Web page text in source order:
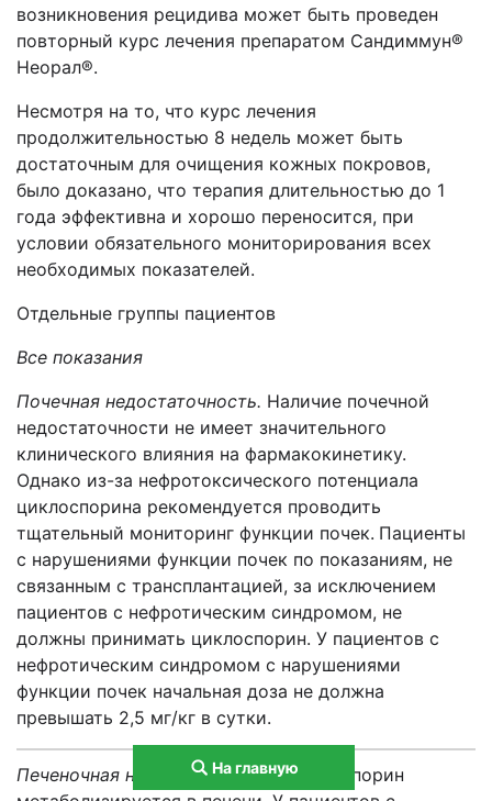
возникновения рецидива может быть проведен
повторный курс лечения препаратом Сандиммун®
Неорал®.
Несмотря на то, что курс лечения
продолжительностью 8 недель может быть
достаточным для очищения кожных покровов,
было доказано, что терапия длительностью до 1
года эффективна и хорошо переносится, при
условии обязательного мониторирования всех
необходимых показателей.
Отдельные группы пациентов
Все показания
Почечная недостаточность. Наличие почечной
недостаточности не имеет значительного
клинического влияния на фармакокинетику.
Однако из-за нефротоксического потенциала
циклоспорина рекомендуется проводить
тщательный мониторинг функции почек. Пациенты
с нарушениями функции почек по показаниям, не
связанным с трансплантацией, за исключением
пациентов с нефротическим синдромом, не
должны принимать циклоспорин. У пациентов с
нефротическим синдромом с нарушениями
функции почек начальная доза не должна
превышать 2,5 мг/кг в сутки.
Печеночная недостаточность.Циклоспорин
На главную